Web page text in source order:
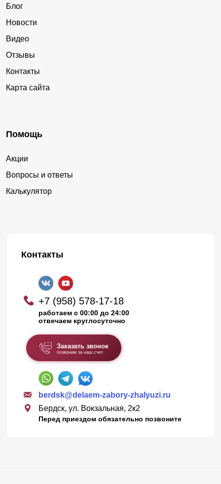
Блог
Новости
Видео
Отзывы
Контакты
Карта сайта
Помощь
Акции
Вопросы и ответы
Калькулятор
Контакты
+7 (958) 578-17-18
работаем с 00:00 до 24:00
отвечаем круглосуточно
Заказать звонок
позвоним за наш счет
berdsk@delaem-zabory-zhalyuzi.ru
Бердск, ул. Вокзальная, 2к2
Перед приездом обязательно позвоните